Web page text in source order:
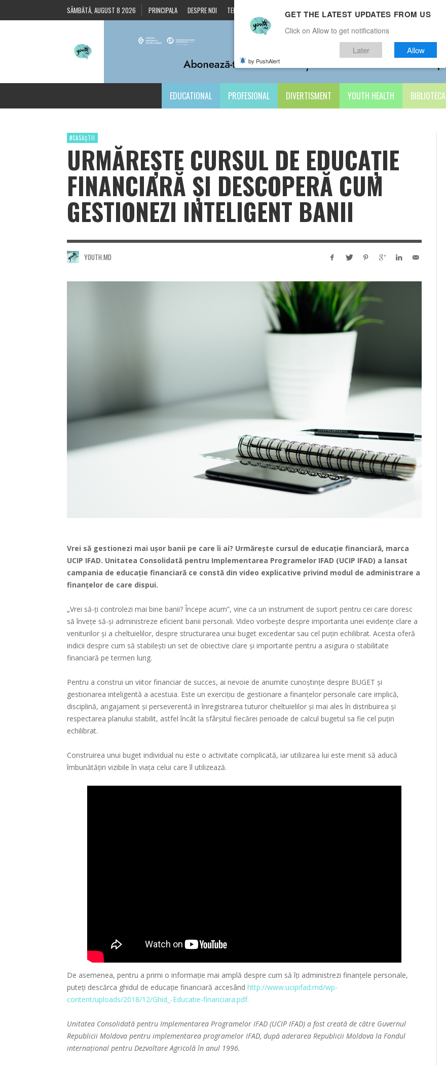
SÂMBĂTĂ, AUGUST 8 2026 PRINCIPALA DESPRE NOI TERMENI ȘI CONDIȚII CONTACTE
EDUCATIONAL PROFESIONAL DIVERTISMENT YOUTH HEALTH BIBLIOTECA
#CASĂȘTII
URMĂREȘTE CURSUL DE EDUCAȚIE
FINANCIARĂ ȘI DESCOPERĂ CUM
GESTIONEZI INTELIGENT BANII
YOUTH.MD
Vrei să gestionezi mai ușor banii pe care îi ai? Urmărește cursul de educație financiară, marca
UCIP IFAD. Unitatea Consolidată pentru Implementarea Programelor IFAD (UCIP IFAD) a lansat
campania de educație financiară ce constă din video explicative privind modul de administrare a
finanțelor de care dispui.
„Vrei să-ți controlezi mai bine banii? Începe acum”, vine ca un instrument de suport pentru cei care doresc
să învețe să-și administreze eficient banii personali. Video vorbește despre importanta unei evidențe clare a
veniturilor și a cheltuielilor, despre structurarea unui buget excedentar sau cel puțin echilibrat. Acesta oferă
indicii despre cum să stabilești un set de obiective clare și importante pentru a asigura o stabilitate
financiară pe termen lung.
Pentru a construi un viitor financiar de succes, ai nevoie de anumite cunoștințe despre BUGET și
gestionarea inteligentă a acestuia. Este un exercițiu de gestionare a finanțelor personale care implică,
disciplină, angajament și perseverentă in înregistrarea tuturor cheltuielilor și mai ales în distribuirea și
respectarea planului stabilit, astfel încât la sfârșitul fiecărei perioade de calcul bugetul sa fie cel puțin
echilibrat.
Construirea unui buget individual nu este o activitate complicată, iar utilizarea lui este menit să aducă
îmbunătățiri vizibile în viața celui care îl utilizează.
De asemenea, pentru a primi o informație mai amplă despre cum să îți administrezi finanțele personale,
puteți descărca ghidul de educație financiară accesând http://www.ucipifad.md/wp-
content/uploads/2018/12/Ghid_-Educatie-financiara.pdf.
Unitatea Consolidată pentru Implementarea Programelor IFAD (UCIP IFAD) a fost creată de către Guvernul
Republicii Moldova pentru implementarea programelor IFAD, după aderarea Republicii Moldova la Fondul
internațional pentru Dezvoltare Agricolă în anul 1996.
GET THE LATEST UPDATES FROM US
Click on Allow to get notifications
Later Allow
by PushAlert